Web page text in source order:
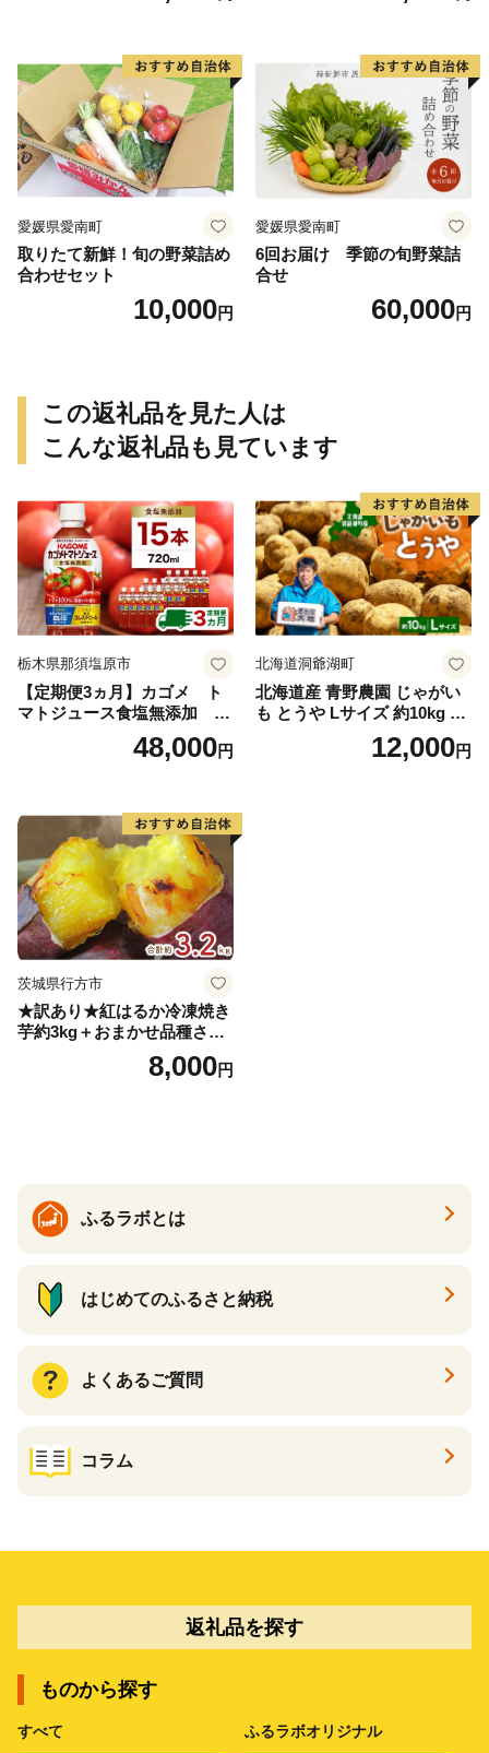
芋 ほしいも スイートポテト
いも天 サイズミックス 甘い
ねっとり 生芋 新芋 あんのう
いも 甘藷 べにはるか スイー
ツ 国産 糖度 産地直送 農家直
送 数量限定 21000円 愛媛 愛
南 ミッチーのおみかん畑
愛媛県愛南町
取りたて新鮮！旬の野菜詰め
合わせセット
10,000円
愛媛県愛南町
6回お届け 季節の旬野菜詰
合せ
60,000円
この返礼品を見た人は
こんな返礼品も見ています
栃木県那須塩原市
【定期便3ヵ月】カゴメ ト
マトジュース食塩無添加 72
0ml PET×15本 1ケース 毎月
届く 3ヵ月 3回コース ns001-
48,000円
北海道洞爺湖町
北海道産 青野農園 じゃがい
も とうや Lサイズ 約10kg 20
26年10月初旬～12月下旬頃お
届け 先行予約 北海道 ジャガ
12,000円
茨城県行方市
★訳あり★紅はるか冷凍焼き
芋約3kg＋おまかせ品種さつ
まいも 合計約3.2kg｜さつ
まいも サツマイモ さつま芋
8,000円
ふるラボとは
はじめてのふるさと納税
よくあるご質問
コラム
返礼品を探す
ものから探す
すべて ふるラボオリジナル